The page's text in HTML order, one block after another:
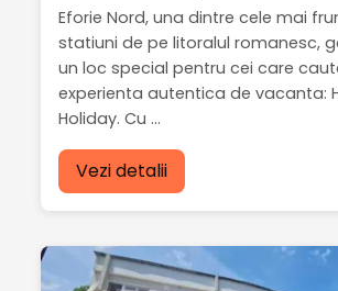
Eforie Nord, una dintre cele mai
statiuni de pe litoralul romanesc,
un loc special pentru cei care
experienta autentica de vacanta:
Holiday. Cu ...
Vezi detalii